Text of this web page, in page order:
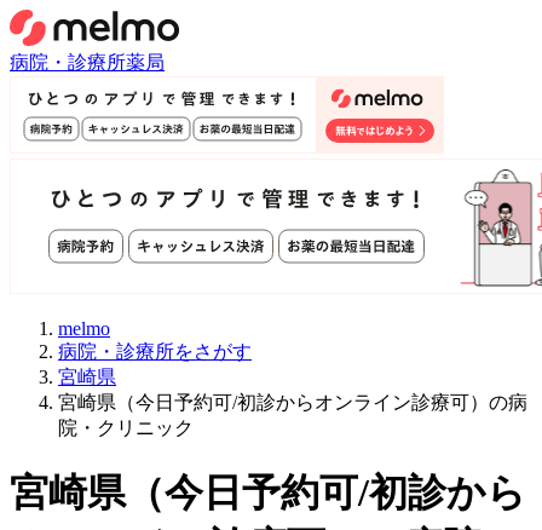
病院・診療所薬局
melmo
病院・診療所をさがす
宮崎県
宮崎県（今日予約可/初診からオンライン診療可）の病
院・クリニック
宮崎県（今日予約可/初診から